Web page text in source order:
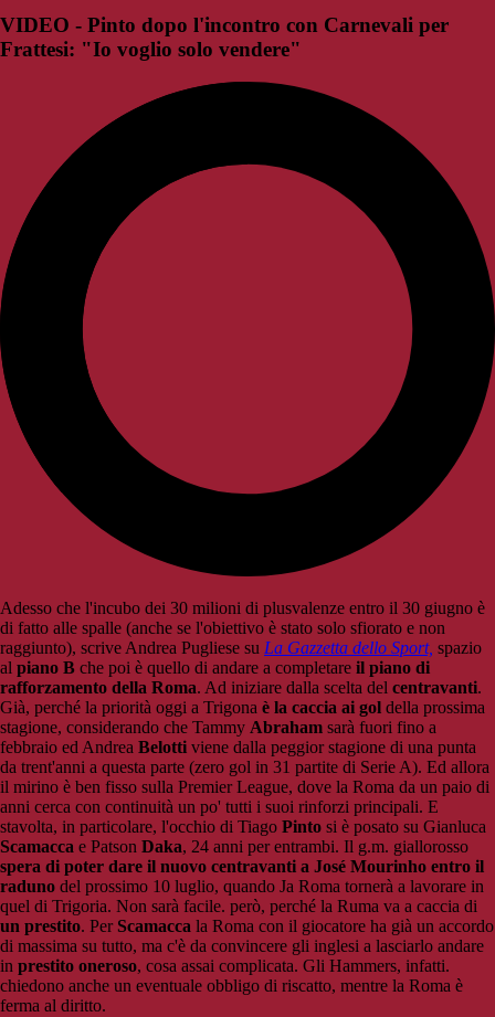
VIDEO - Pinto dopo l'incontro con Carnevali per
Frattesi: "Io voglio solo vendere"
Adesso che l'incubo dei 30 milioni di plusvalenze entro il 30 giugno è
di fatto alle spalle (anche se l'obiettivo è stato solo sfiorato e non
raggiunto), scrive Andrea Pugliese su La Gazzetta dello Sport, spazio
al piano B che poi è quello di andare a completare il piano di
rafforzamento della Roma. Ad iniziare dalla scelta del centravanti.
Già, perché la priorità oggi a Trigona è la caccia ai gol della prossima
stagione, considerando che Tammy Abraham sarà fuori fino a
febbraio ed Andrea Belotti viene dalla peggior stagione di una punta
da trent'anni a questa parte (zero gol in 31 partite di Serie A). Ed allora
il mirino è ben fisso sulla Premier League, dove la Roma da un paio di
anni cerca con continuità un po' tutti i suoi rinforzi principali. E
stavolta, in particolare, l'occhio di Tiago Pinto si è posato su Gianluca
Scamacca e Patson Daka, 24 anni per entrambi. Il g.m. giallorosso
spera di poter dare il nuovo centravanti a José Mourinho entro il
raduno del prossimo 10 luglio, quando Ja Roma tornerà a lavorare in
quel di Trigoria. Non sarà facile. però, perché la Ruma va a caccia di
un prestito. Per Scamacca la Roma con il giocatore ha già un accordo
di massima su tutto, ma c'è da convincere gli inglesi a lasciarlo andare
in prestito oneroso, cosa assai complicata. Gli Hammers, infatti.
chiedono anche un eventuale obbligo di riscatto, mentre la Roma è
ferma al diritto.